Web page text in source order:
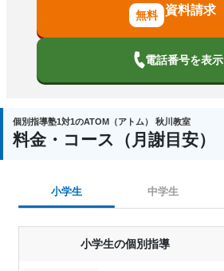
資料請求
電話番号を表示
個別指導塾1対1のATOM（アトム） 秋川教室
料金・コース（月謝目安）
小学生 中学生
小学生の個別指導